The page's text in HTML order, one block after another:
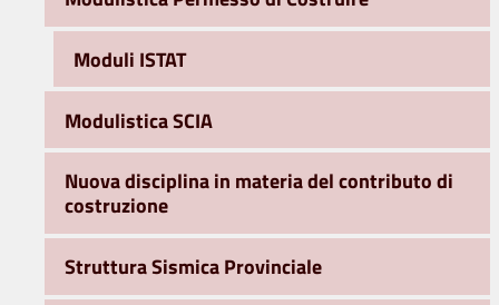
Moduli ISTAT
Modulistica SCIA
Nuova disciplina in materia del contributo di
costruzione
Struttura Sismica Provinciale